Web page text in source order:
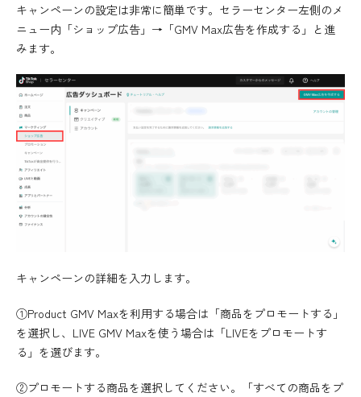
キャンペーンの設定は非常に簡単です。セラーセンター左側のメ
ニュー内「ショップ広告」→「GMV Max広告を作成する」と進
みます。
キャンペーンの詳細を入力します。
①Product GMV Maxを利用する場合は「商品をプロモートする」
を選択し、LIVE GMV Maxを使う場合は「LIVEをプロモートす
る」を選びます。
②プロモートする商品を選択してください。「すべての商品をプ